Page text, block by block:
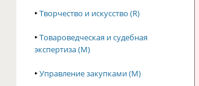
‣Творчество и искусство (R)
‣Товароведческая и судебная
экспертиза (M)
‣Управление закупками (M)